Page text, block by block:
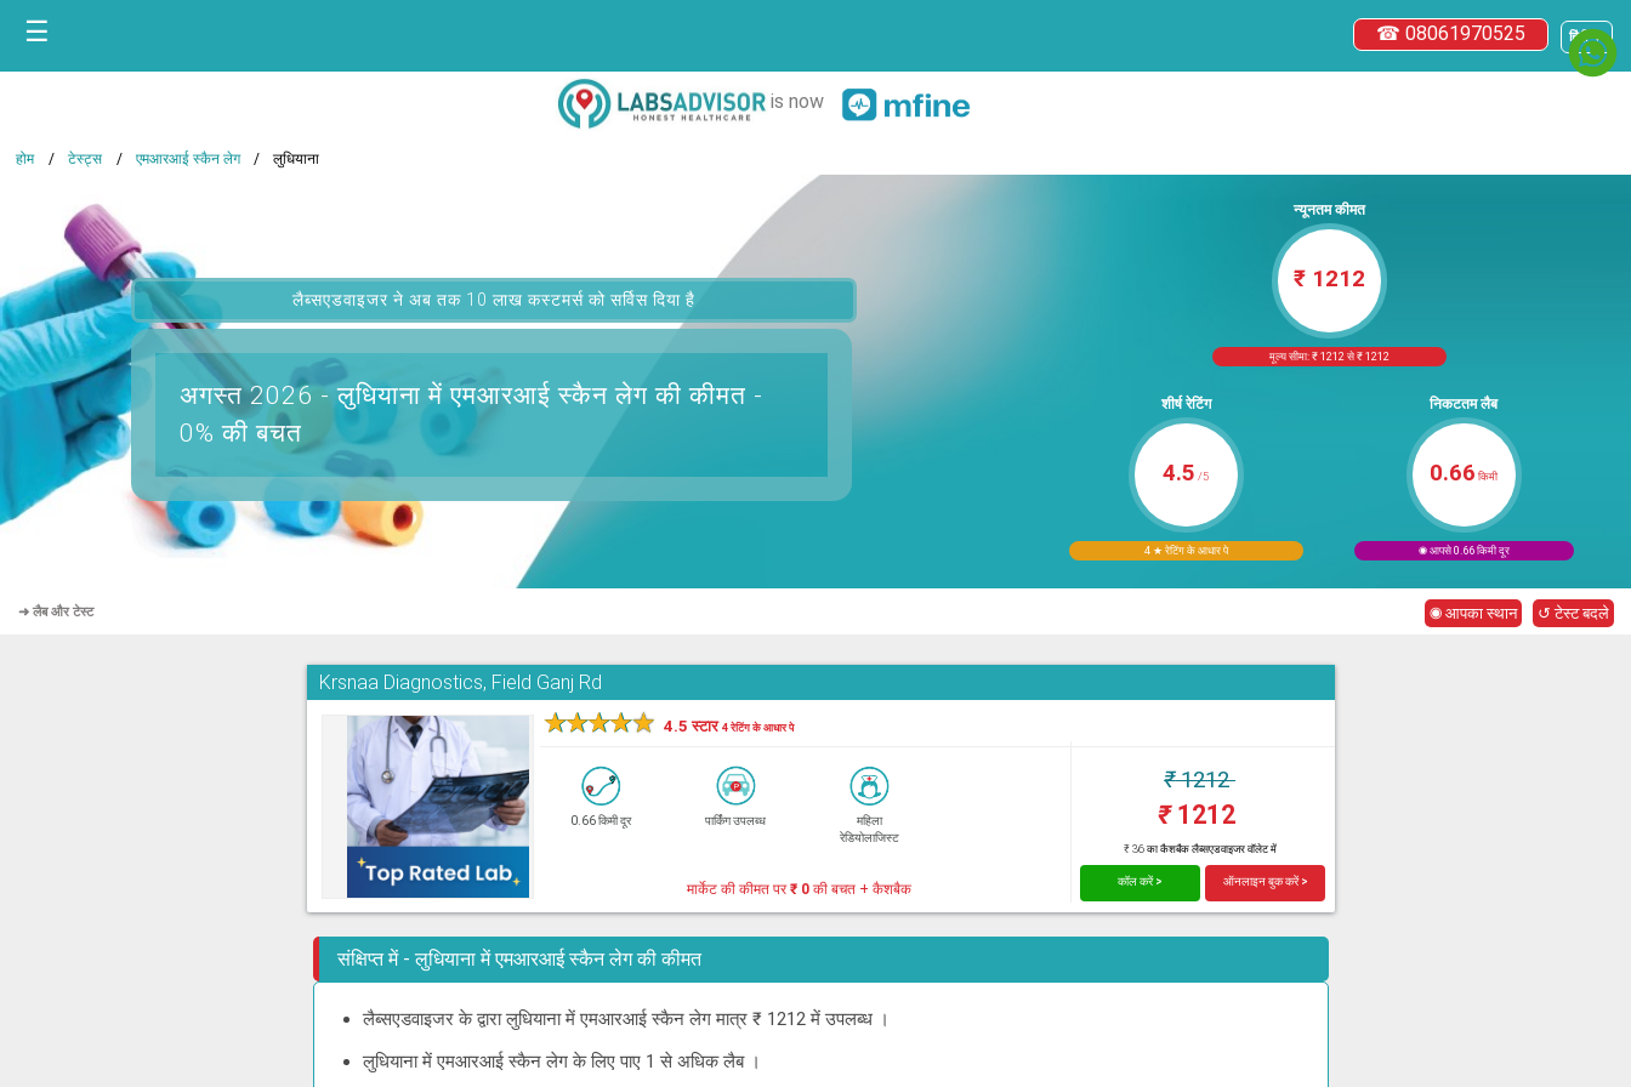
हिंदी ▼
☎ 08061970525
☰
is now
होम टेस्ट्स एमआरआई स्कैन लेग लुधियाना
लैब्सएडवाइजर ने अब तक 10 लाख कस्टमर्स को सर्विस दिया है
अगस्त 2026 -लुधियाना में एमआरआई स्कैन लेगकी कीमत -
0% की बचत
न्यूनतम कीमत
₹ 1212
मूल्य सीमा: ₹ 1212 से ₹ 1212
शीर्ष रेटिंग
4.5 /5
4 ★ रेटिंग के आधार पे
निकटतम लैब
0.66 किमी
◉ आपसे 0.66 किमी दूर
➜ लैब और टेस्ट ◉ आपका स्थान ↺ टेस्ट बदले
Krsnaa Diagnostics, Field Ganj Rd
★★★★★ 4.5 स्टार4 रेटिंग के आधार पे
0.66 किमी दूर पार्किंग उपलब्ध
महिला
रेडियोलाजिस्ट
₹1212
₹1212
₹ 36 का कैशबैक लैब्सएडवाइजर वॉलेट में
मार्केट की कीमत पर₹ 0 की बचत + कैशबैक कॉल करें > ऑनलाइन बुक करें >
संक्षिप्त में - लुधियाना में एमआरआई स्कैन लेग की कीमत
लैब्सएडवाइजर के द्वारा लुधियाना में एमआरआई स्कैन लेग मात्र ₹ 1212 में उपलब्ध ।
लुधियाना में एमआरआई स्कैन लेग के लिए पाए 1 से अधिक लैब ।